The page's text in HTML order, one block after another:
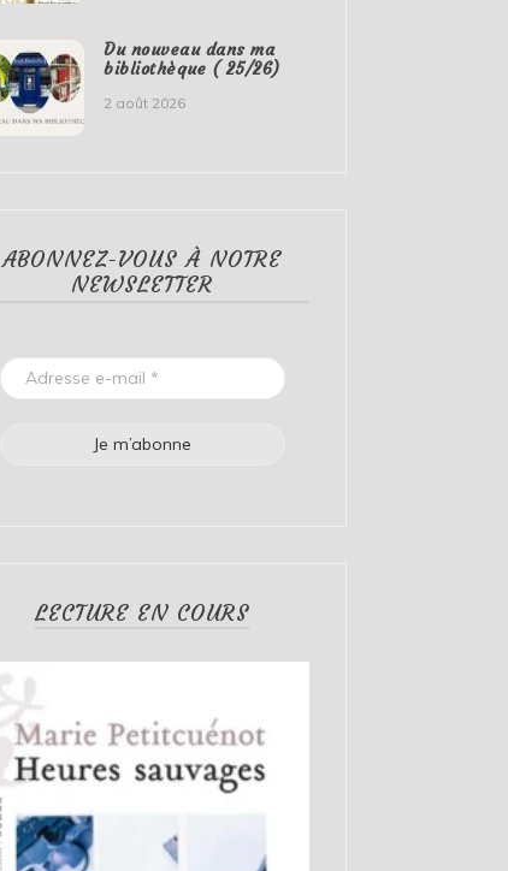
Du nouveau dans ma
bibliothèque ( 25/26)
2 août 2026
ABONNEZ-VOUS À NOTRE
NEWSLETTER
LECTURE EN COURS